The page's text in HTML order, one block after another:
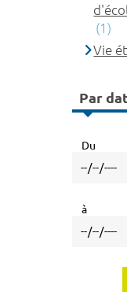
(1)
Vie
Par
Du
à